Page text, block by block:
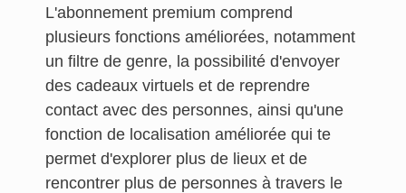
L'abonnement premium comprend
plusieurs fonctions améliorées, notamment
un filtre de genre, la possibilité d'envoyer
des cadeaux virtuels et de reprendre
contact avec des personnes, ainsi qu'une
fonction de localisation améliorée qui te
permet d'explorer plus de lieux et de
rencontrer plus de personnes à travers le